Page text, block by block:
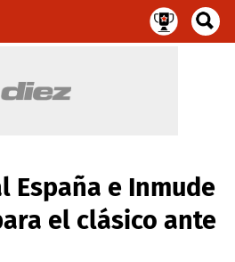
España e Inmude
el clásico ante